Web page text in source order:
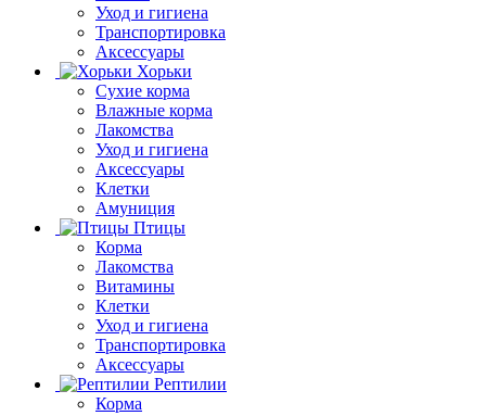
Уход и гигиена
Транспортировка
Аксессуары
Хорьки
Сухие корма
Влажные корма
Лакомства
Уход и гигиена
Аксессуары
Клетки
Амуниция
Птицы
Корма
Лакомства
Витамины
Клетки
Уход и гигиена
Транспортировка
Аксессуары
Рептилии
Корма